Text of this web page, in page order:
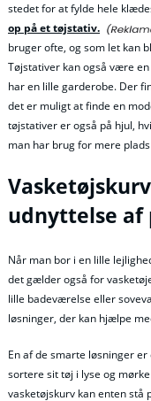
stedet for at fylde hele
op på et tøjstativ.
bruger ofte, og som let kan
Tøjstativer kan også være
har en lille garderobe. Der
det er muligt at finde en
tøjstativer er også på hjul,
man har brug for mere
udnyttelse af
Når man bor i en lille
det gælder også for
lille badeværelse eller
løsninger, der kan hjælpe
En af de smarte løsninger
sortere sit tøj i lyse og
vasketøjskurv kan enten